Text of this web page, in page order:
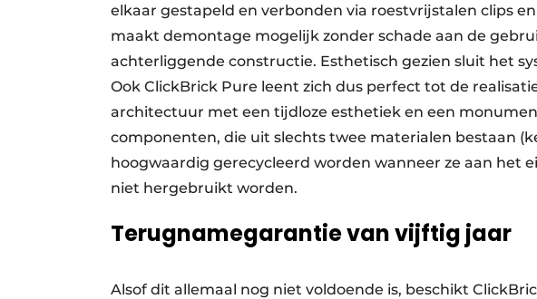
elkaar gestapeld en verbonden via roestvrijstalen clips
maakt demontage mogelijk zonder schade aan de
achterliggende constructie. Esthetisch gezien sluit het
Ook ClickBrick Pure leent zich dus perfect tot de
architectuur met een tijdloze esthetiek en een
componenten, die uit slechts twee materialen bestaan
hoogwaardig gerecycleerd worden wanneer ze aan het
niet hergebruikt worden.
Terugnamegarantie van vijftig jaar
Alsof dit allemaal nog niet voldoende is, beschikt